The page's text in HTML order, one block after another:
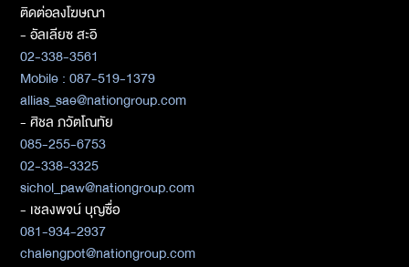
ติดต่อลงโฆษณา
- อัลเลียซ สะอิ
02-338-3561
Mobile : 087-519-1379
allias_sae@nationgroup.com
- ศิชล ภวัตโณทัย
085-255-6753
02-338-3325
sichol_paw@nationgroup.com
- เชลงพจน์ บุญซื่อ
081-934-2937
chalengpot@nationgroup.com